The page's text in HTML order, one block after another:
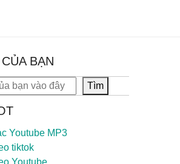
BẠN
Tìm
Youtube MP3
tiktok
Youtube